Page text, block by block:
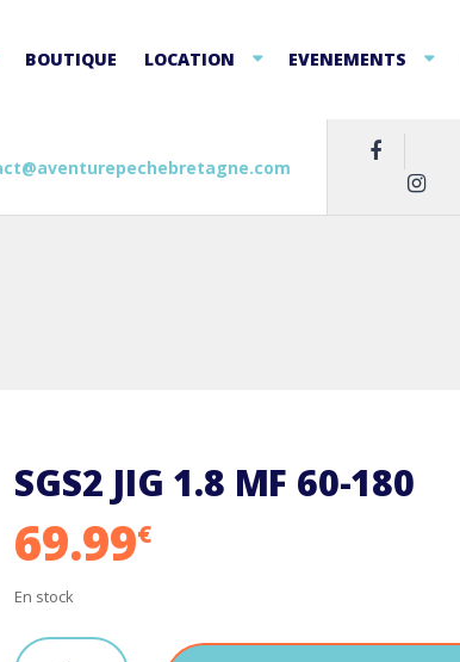
BOUTIQUE LOCATION EVENEMENTS
SGS2 JIG 1.8 MF 60-180
69.99€
En stock
quantité